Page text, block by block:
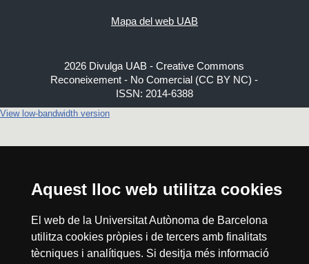
Aquest lloc web utilitza cookies
El web de la Universitat Autònoma de Barcelona
utilitza cookies pròpies i de tercers amb finalitats
tècniques i analítiques. Si desitja més informació
Mapa del web UAB
2026 Divulga UAB - Creative Commons
Reconeixement - No Comercial (CC BY NC) -
ISSN: 2014-6388
View low-bandwidth version